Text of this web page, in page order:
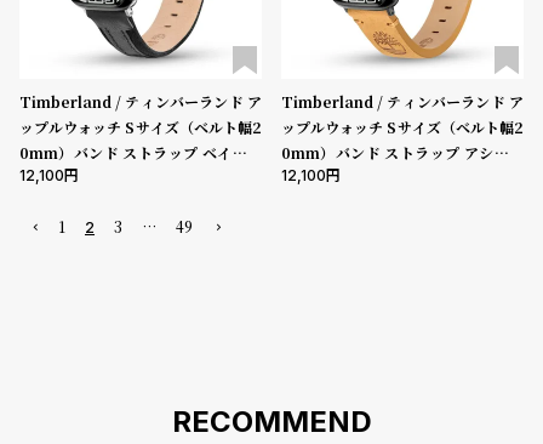
Timberland / ティンバーランド ア
ップルウォッチ Sサイズ（ベルト幅2
0mm）バンド ストラップ ベインブ
リッジ ブラックレザー ［対応ケー
mm（series10以降）］
12,100
Timberland / ティンバーランド ア
ップルウォッチ Sサイズ（ベルト幅2
0mm）バンド ストラップ アシュビ
ーSサイズ ウィートレザー ガン ［対
12,100
1 2 3 … 49
RECOMMEND